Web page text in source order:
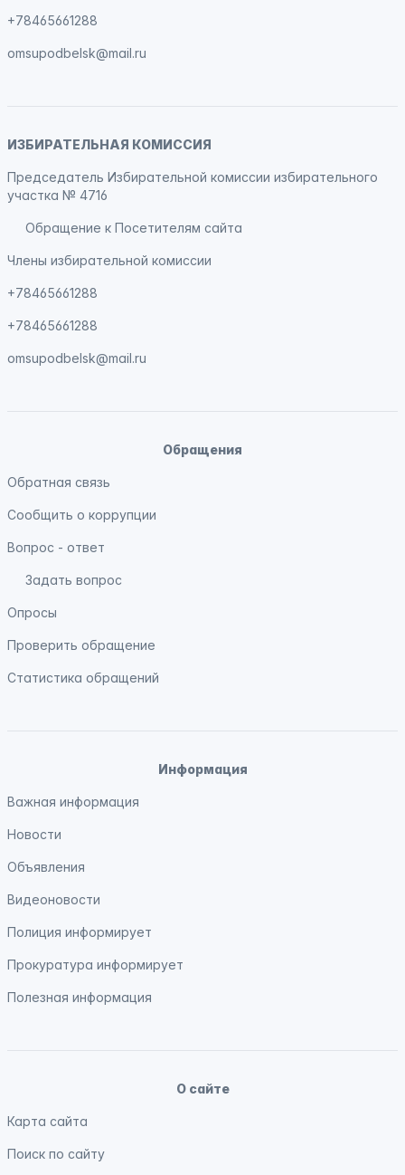
+78465661288
omsupodbelsk@mail.ru
ИЗБИРАТЕЛЬНАЯ КОМИССИЯ
Председатель Избирательной комиссии избирательного
участка № 4716
Обращение к Посетителям сайта
Члены избирательной комиссии
+78465661288
+78465661288
omsupodbelsk@mail.ru
Обращения
Обратная связь
Сообщить о коррупции
Вопрос - ответ
Задать вопрос
Опросы
Проверить обращение
Статистика обращений
Информация
Важная информация
Новости
Объявления
Видеоновости
Полиция информирует
Прокуратура информирует
Полезная информация
О сайте
Карта сайта
Поиск по сайту